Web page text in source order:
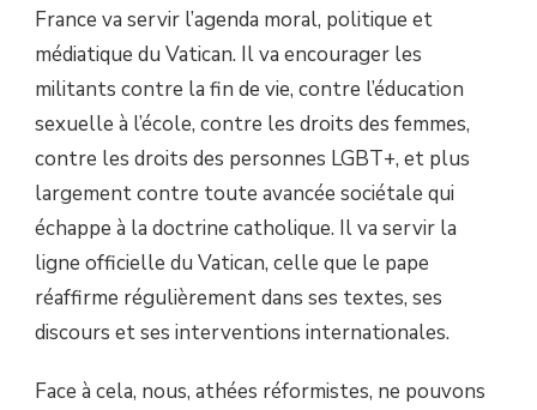
France va servir l’agenda moral, politique et
médiatique du Vatican. Il va encourager les
militants contre la fin de vie, contre l’éducation
sexuelle à l’école, contre les droits des femmes,
contre les droits des personnes LGBT+, et plus
largement contre toute avancée sociétale qui
échappe à la doctrine catholique. Il va servir la
ligne officielle du Vatican, celle que le pape
réaffirme régulièrement dans ses textes, ses
discours et ses interventions internationales.
Face à cela, nous, athées réformistes, ne pouvons